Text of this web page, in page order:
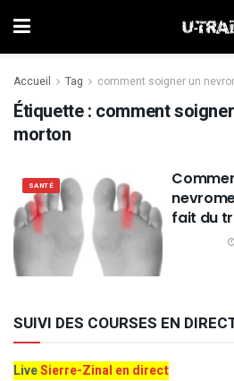
Accueil Tag comment soigner un
Étiquette : comment
morton
SANTÉ
fait du
SUIVI DES COURSES EN
LiveSierre-Zinal en direct